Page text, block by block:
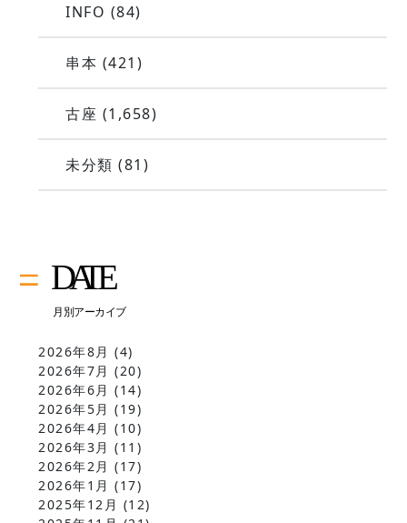
INFO (84)
串本 (421)
古座 (1,658)
未分類 (81)
2026年8月 (4)
2026年7月 (20)
2026年6月 (14)
2026年5月 (19)
2026年4月 (10)
2026年3月 (11)
2026年2月 (17)
2026年1月 (17)
2025年12月 (12)